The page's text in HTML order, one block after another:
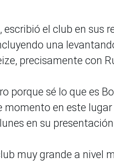
escribió el club en sus
una
precisamente con
porque sé lo que es
momento en este
en su
muy grande a nivel